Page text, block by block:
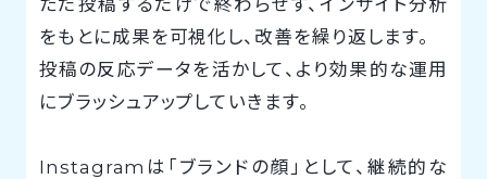
をもとに成果を可視化し、改善を繰り返します。
投稿の反応データを活かして、より効果的な運用
にブラッシュアップしていきます。
Instagramは「ブランドの顔」として、継続的な